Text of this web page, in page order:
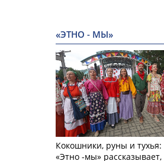
«ЭТНО - МЫ»
Кокошники, руны и тухья:
«Этно -мы»